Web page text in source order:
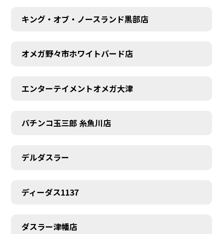
キング・オブ・ノースランド黒部店
オメガ野々市ホワイトバード店
エンターテイメントオメガ大津
パチンコ玉三郎 糸魚川店
デルダスラー
ディーダス1137
ダスラー津幡店